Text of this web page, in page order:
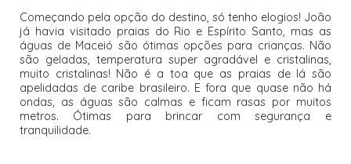
Começando pela opção do destino, só tenho elogios! João
já havia visitado praias do Rio e Espírito Santo, mas as
águas de Maceió são ótimas opções para crianças. Não
são geladas, temperatura super agradável e cristalinas,
muito cristalinas! Não é a toa que as praias de lá são
apelidadas de caribe brasileiro. E fora que quase não há
ondas, as águas são calmas e ficam rasas por muitos
metros. Ótimas para brincar com segurança e
tranquilidade.